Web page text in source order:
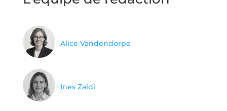
Alice Vandendorpe
Ines Zaidi